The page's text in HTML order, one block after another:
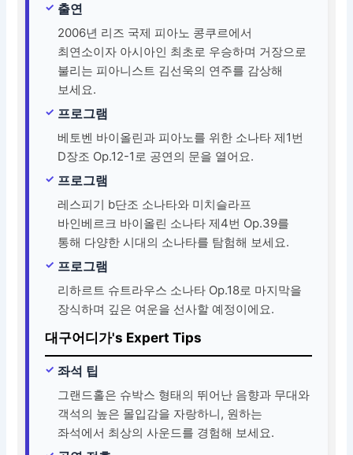
출연
2006년 리즈 국제 피아노 콩쿠르에서
최연소이자 아시아인 최초로 우승하며 거장으로
불리는 피아니스트 김선욱의 연주를 감상해
보세요.
프로그램
베토벤 바이올린과 피아노를 위한 소나타 제1번
D장조 Op.12-1로 공연의 문을 열어요.
프로그램
레스피기 b단조 소나타와 미치슬라프
바인베르크 바이올린 소나타 제4번 Op.39를
통해 다양한 시대의 소나타를 탐험해 보세요.
프로그램
리하르트 슈트라우스 소나타 Op.18로 마지막을
장식하며 깊은 여운을 선사할 예정이에요.
대구어디가's Expert Tips
좌석 팁
그랜드홀은 슈박스 형태의 뛰어난 음향과 무대와
객석의 높은 몰입감을 자랑하니, 원하는
좌석에서 최상의 사운드를 경험해 보세요.